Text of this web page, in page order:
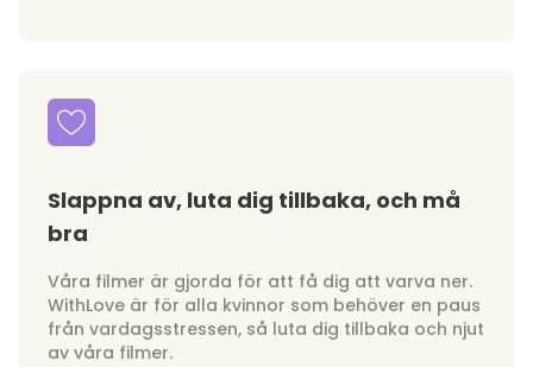
Slappna av, luta dig tillbaka, och må
bra
Våra filmer är gjorda för att få dig att varva ner.
WithLove är för alla kvinnor som behöver en paus
från vardagsstressen, så luta dig tillbaka och njut
av våra filmer.